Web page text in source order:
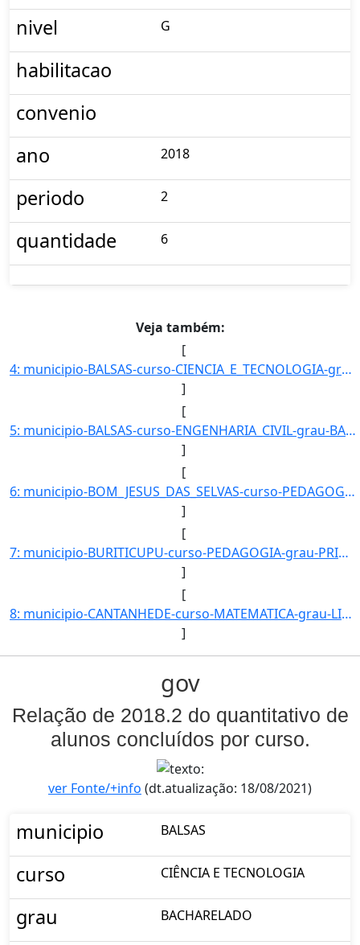
nivel G
habilitacao
convenio
ano
2018
periodo 2
quantidade 6
Veja também:
[
4: municipio-BALSAS-curso-CIENCIA_E_TECNOLOGIA-grau-BACHARELADO-turno-Noturno-modalidade-Presencial-niv]
]
[
5: municipio-BALSAS-curso-ENGENHARIA_CIVIL-grau-BACHARELADO-turno-Matutino-modalidade-Presencial-nivel-]
]
[
6: municipio-BOM_JESUS_DAS_SELVAS-curso-PEDAGOGIA-grau-PRIMEIRA_LICENCIATURA-turno-Matutino_e_Vespertin]
]
[
7: municipio-BURITICUPU-curso-PEDAGOGIA-grau-PRIMEIRA_LICENCIATURA-turno-Matutino_e_Vespertino-modalida]
]
[
8: municipio-CANTANHEDE-curso-MATEMATICA-grau-LICENCIATURA_PLENA-turno-Matutino_e_Vespertino-modalidade]
]
gov
Relação de 2018.2 do quantitativo de
alunos concluídos por curso.
ver Fonte/+info (dt.atualização: 18/08/2021)
municipio BALSAS
curso CIÊNCIA E TECNOLOGIA
grau BACHARELADO